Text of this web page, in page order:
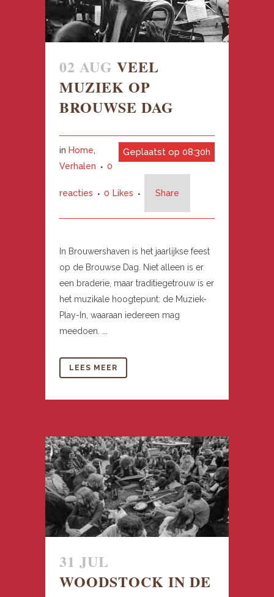
02 AUG VEEL
MUZIEK OP
BROUWSE DAG
Geplaatst op 08:30h
in Home,
Verhalen
0
reacties 0 Likes Share
In Brouwershaven is het jaarlijkse feest
op de Brouwse Dag. Niet alleen is er
een braderie, maar traditiegetrouw is er
het muzikale hoogtepunt: de Muziek-
Play-In, waaraan iedereen mag
meedoen. ...
LEES MEER
31 JUL
WOODSTOCK IN DE